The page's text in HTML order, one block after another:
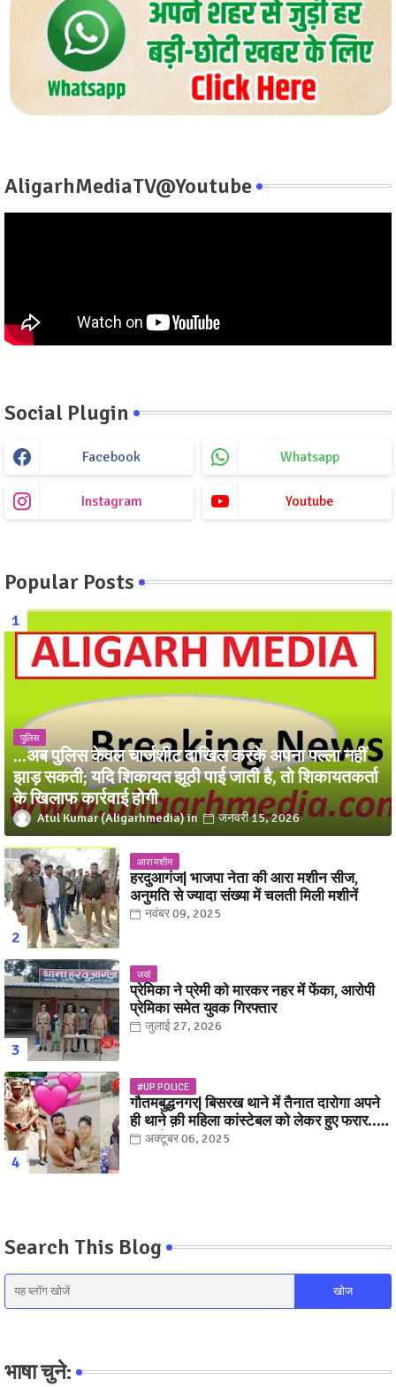
AligarhMediaTV@Youtube
Social Plugin
Facebook Whatsapp
Instagram Youtube
Popular Posts
पुलिस
...अब पुलिस केवल चार्जशीट दाखिल करके अपना पल्ला नहीं
झाड़ सकती; यदि शिकायत झूठी पाई जाती है, तो शिकायतकर्ता
के खिलाफ कार्रवाई होगी
Atul Kumar (Aligarhmedia) जनवरी 15, 2026
आरा मशीन
हरदुआगंज| भाजपा नेता की आरा मशीन सीज,
अनुमति से ज्यादा संख्या में चलती मिली मशीनें
नवंबर 09, 2025
जवां
प्रेमिका ने प्रेमी को मारकर नहर में फेंका, आरोपी
प्रेमिका समेत युवक गिरफ्तार
जुलाई 27, 2026
#UP POLICE
गौतमबुद्धनगर| बिसरख थाने में तैनात दारोगा अपने
ही थाने क़ी महिला कांस्टेबल को लेकर हुए फरार...
पत्नी नें कर दी रार!
अक्टूबर 06, 2025
Search This Blog
भाषा चुने: